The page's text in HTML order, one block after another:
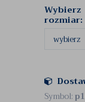
Wybierz
rozmiar:
Symbol: